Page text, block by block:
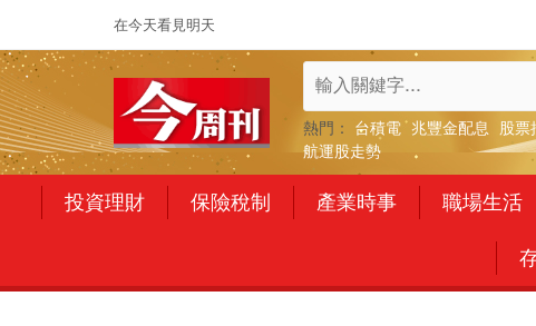
在今天看見明天
熱門： 台積電 兆豐金配息 股票
航運股走勢
投資理財 保險稅制 產業時事 職場生活